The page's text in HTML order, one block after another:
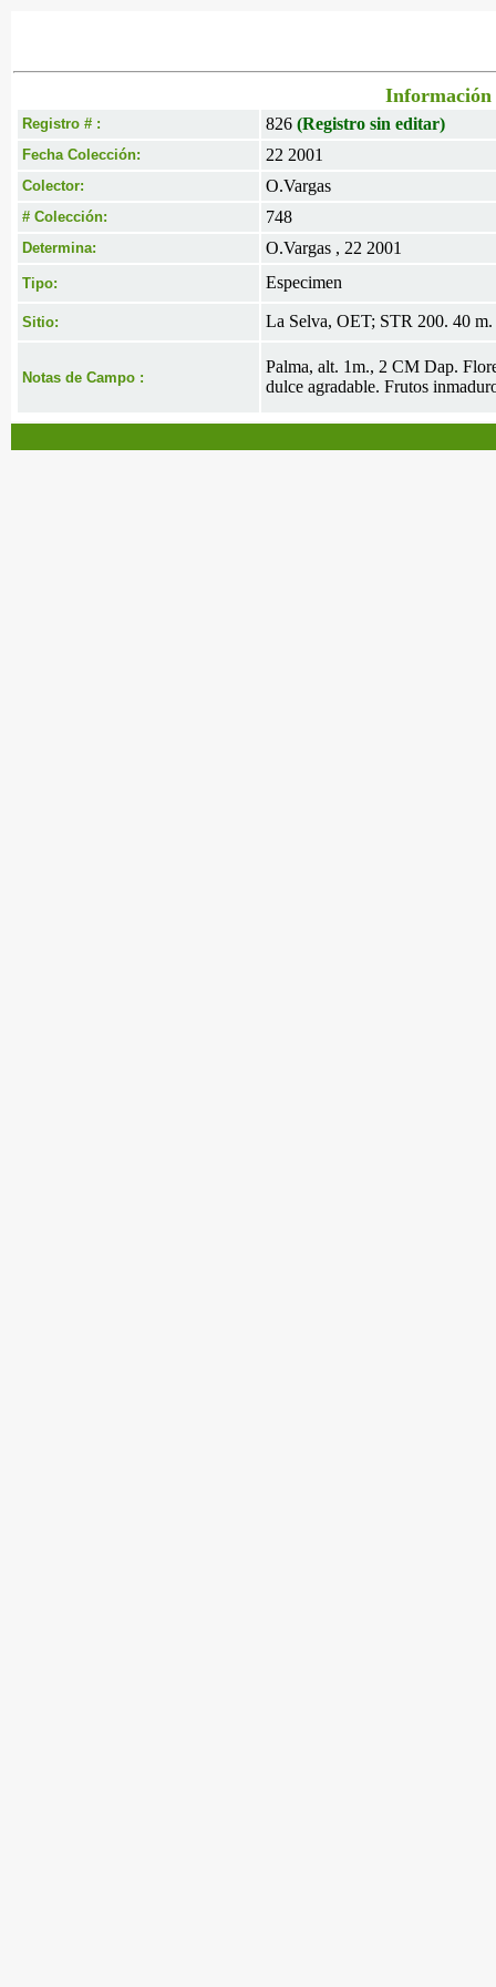
Información
Registro # : 826 (Registro sin editar)
Fecha Colección: 22 2001
Colector: O.Vargas
# Colección: 748
Determina: O.Vargas , 22 2001
Tipo: Especimen
Sitio: La Selva, OET; STR 200. 40 m.
Notas de Campo :
Palma, alt. 1m., 2 CM Dap.
dulce agradable. Frutos